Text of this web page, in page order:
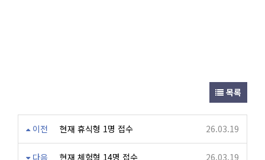
목록
이전 현재 휴식형 1명 접수 26.03.19
다음 현재 체험형 14명 접수 26.03.19